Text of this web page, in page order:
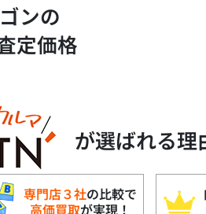
ンの
定価格
が選ばれる理
専門店３社の比較で
高価買取が実現！